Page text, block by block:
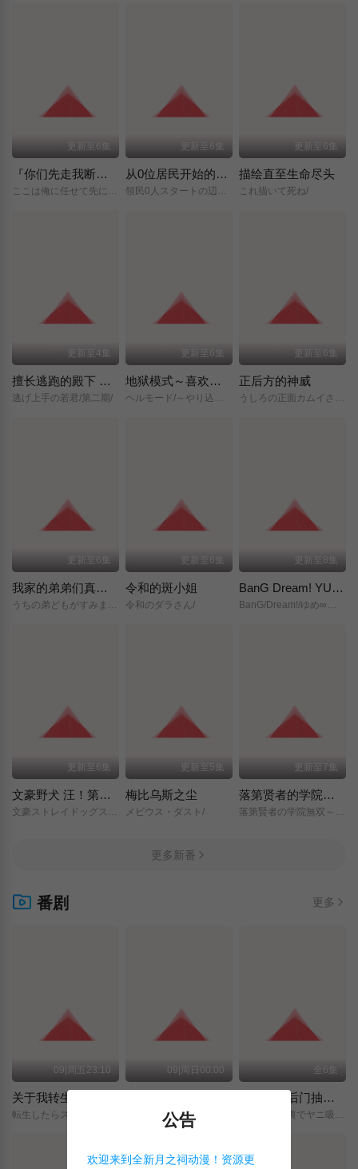
更新至6集
『你们先走我断后』，于是10年后我成为了传说
更新至6集
从0位居民开始的边境领主大人
更新至6集
描绘直至生命尽头
これ描いて死ね/
更新至4集
擅长逃跑的殿下 第二季
逃げ上手の若君/第二期/
更新至6集
地狱模式～喜欢挑战特殊成就的玩家在废设定的异世界成为无双～第二季
ヘルモード/～やり込み好きのゲーマーは廃設定の異世界で無双する～/2nd/Season/
更新至6集
正后方的神威
うしろの正面カムイさん/
更新至6集
我家的弟弟们真是让您费心了
うちの弟どもがすみません/
更新至6集
令和的斑小姐
令和のダラさん/
更新至8集
BanG Dream! YUME∞MITA
BanG/Dream!/ゆめ∞みた/
更新至6集
文豪野犬 汪！第二季
文豪ストレイドッグス/わん！２/
更新至5集
梅比乌斯之尘
メビウス・ダスト/
更新至7集
落第贤者的学院无双～第二次转生的S级开外挂魔术师冒险录～
落第賢者の学院無双～二度目の転生、Sランクチート魔術師冒険録～/
更多新番
番剧 更多
09|周五23:10 09|周日00:00 全6集
躲在超市后门抽烟的两人
公告
欢迎来到全新月之祠动漫！资源更